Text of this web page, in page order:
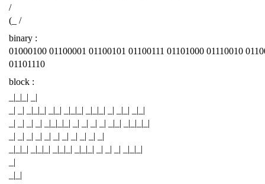
/
(_ /
binary :
01000100 01100001 01100101 01100111 01101000 01110010
01101110
block :
_|_|_| _|
_| _| _|_|_| _|_| _|_|_| _|_|_| _| _|_| _|_|
_| _| _| _| _|_|_|_| _| _| _| _| _|_| _|_|_|_|
_| _| _| _| _| _| _| _| _| _| _|
_|_|_| _|_|_| _|_|_| _|_|_| _| _| _| _|_|_|
_|
_|_|